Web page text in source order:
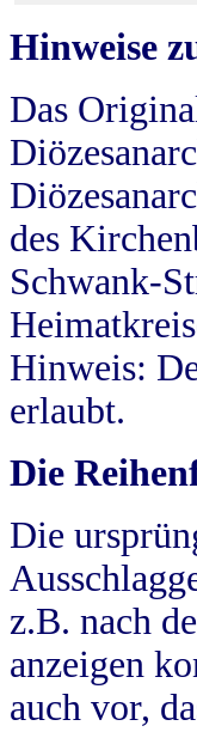
Hinweise
Das
des
Schwank-
Hinweis:
erlaubt.
Die
Die
z.B. nach
anzeigen
auch vor,